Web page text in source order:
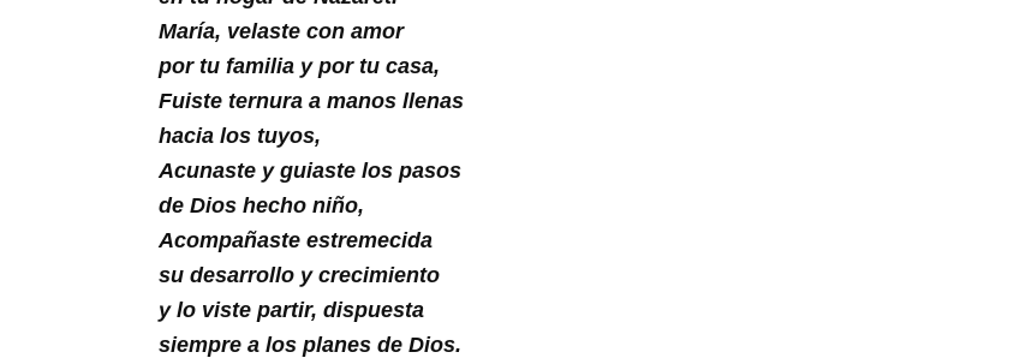
María, velaste con amor
por tu familia y por tu casa,
Fuiste ternura a manos llenas
hacia los tuyos,
Acunaste y guiaste los pasos
de Dios hecho niño,
Acompañaste estremecida
su desarrollo y crecimiento
y lo viste partir, dispuesta
siempre a los planes de Dios.